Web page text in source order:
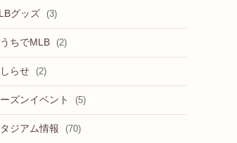
グッズ (3)
ちでMLB (2)
らせ (2)
ズンイベント (5)
ジアム情報 (70)